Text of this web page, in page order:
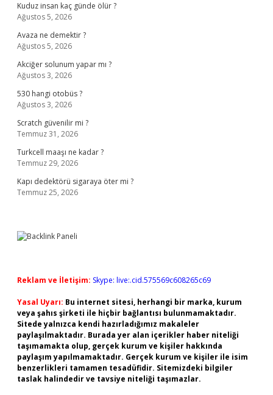
Kuduz insan kaç günde ölür ?
Ağustos 5, 2026
Avaza ne demektir ?
Ağustos 5, 2026
Akciğer solunum yapar mı ?
Ağustos 3, 2026
530 hangi otobüs ?
Ağustos 3, 2026
Scratch güvenilir mi ?
Temmuz 31, 2026
Turkcell maaşı ne kadar ?
Temmuz 29, 2026
Kapı dedektörü sigaraya öter mi ?
Temmuz 25, 2026
Reklam ve İletişim: Skype: live:.cid.575569c608265c69
Yasal Uyarı: Bu internet sitesi, herhangi bir marka, kurum
veya şahıs şirketi ile hiçbir bağlantısı bulunmamaktadır.
Sitede yalnızca kendi hazırladığımız makaleler
paylaşılmaktadır. Burada yer alan içerikler haber niteliği
taşımamakta olup, gerçek kurum ve kişiler hakkında
paylaşım yapılmamaktadır. Gerçek kurum ve kişiler ile isim
benzerlikleri tamamen tesadüfidir. Sitemizdeki bilgiler
taslak halindedir ve tavsiye niteliği taşımazlar.